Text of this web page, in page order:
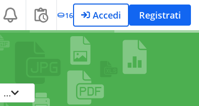
16 Accedi Registrati
...